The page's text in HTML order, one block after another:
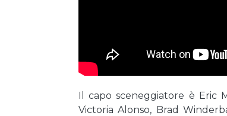
Il capo sceneggiatore è Eric
Victoria Alonso, Brad